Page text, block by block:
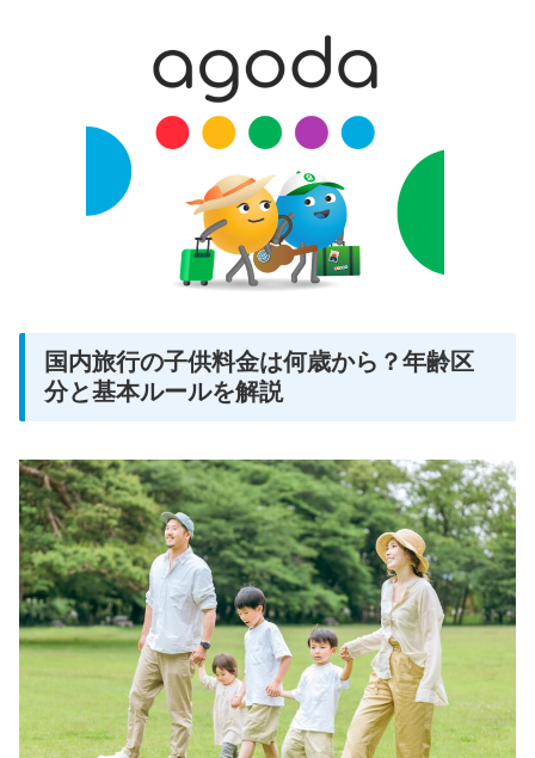
国内旅行の子供料金は何歳から？年齢区
分と基本ルールを解説